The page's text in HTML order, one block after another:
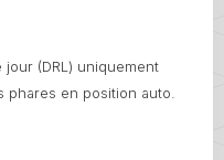
(DRL) uniquement
phares en position auto.